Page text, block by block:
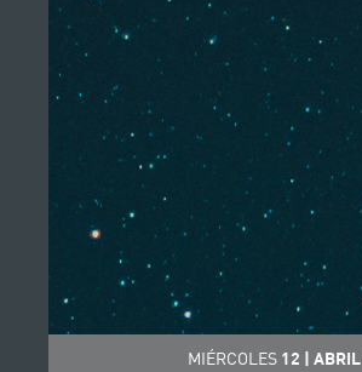
MIÉRCOLES 12 | ABRIL